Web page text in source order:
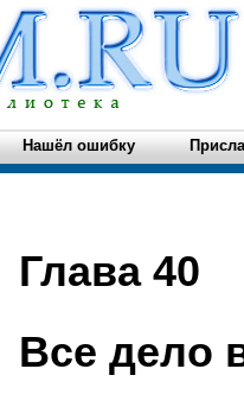
Нашёл ошибку
Глава 40
Все дело